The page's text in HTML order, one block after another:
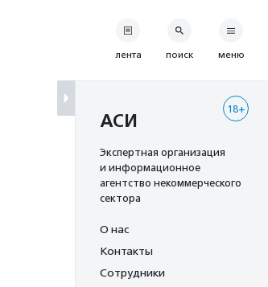
лента поиск меню
18+
АСИ
Экспертная организация
и информационное
агентство некоммерческого
сектора
О нас
Контакты
Сотрудники